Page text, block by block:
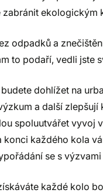
ekologickým
odpadků a
to podaří, vedli jste
dohlížet na
a další zlepšují
spoluutvářet vyvoj
každého kola
se s
každé kolo